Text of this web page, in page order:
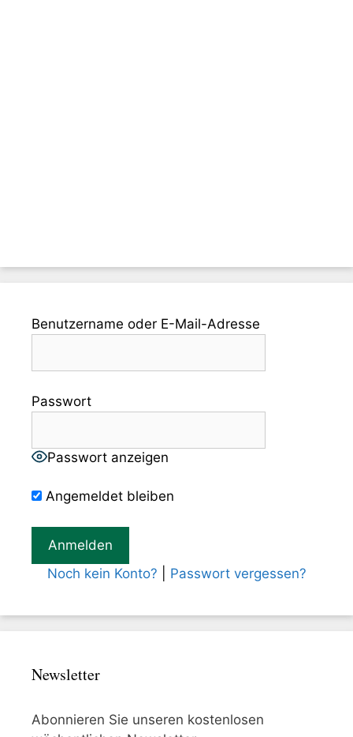
Benutzername oder E-Mail-Adresse
Passwort
Passwort anzeigen
Angemeldet bleiben
Noch kein Konto? Passwort vergessen?
Newsletter
Abonnieren Sie unseren kostenlosen